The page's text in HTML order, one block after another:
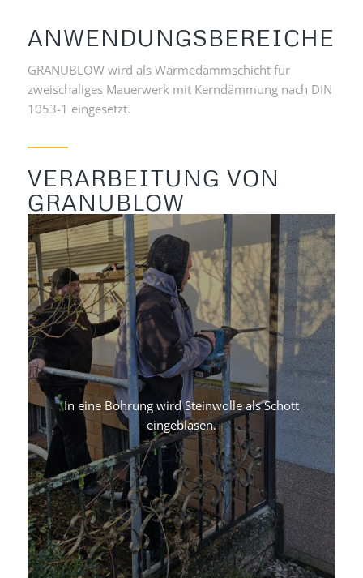
ANWENDUNGSBEREICHE
GRANUBLOW wird als Wärmedämmschicht für
zweischaliges Mauerwerk mit Kerndämmung nach DIN
1053-1 eingesetzt.
VERARBEITUNG VON
GRANUBLOW
In eine Bohrung wird Steinwolle als Schott
eingeblasen.